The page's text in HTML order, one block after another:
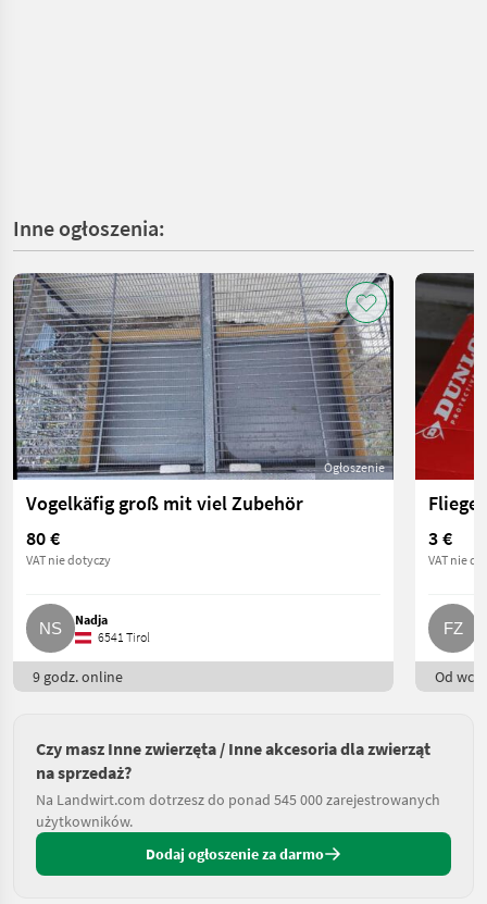
Inne ogłoszenia:
Ogłoszenie
Vogelkäfig groß mit viel Zubehör
80 €
VAT nie dotyczy
Nadja
6541 Tirol
9 godz. online
3 €
VAT nie
Od
Czy masz Inne zwierzęta / Inne akcesoria dla zwierząt
na sprzedaż?
Na Landwirt.com dotrzesz do ponad 545 000 zarejestrowanych
użytkowników.
Dodaj ogłoszenie za darmo